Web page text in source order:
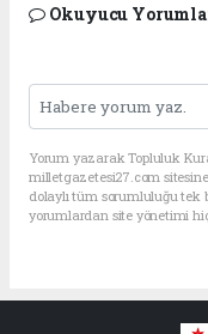
Okuyucu
Yorum yazarak Topluluk
milletgazetesi27.com
dolaylı tüm sorumluluğu tek
yorumlardan site yönetimi